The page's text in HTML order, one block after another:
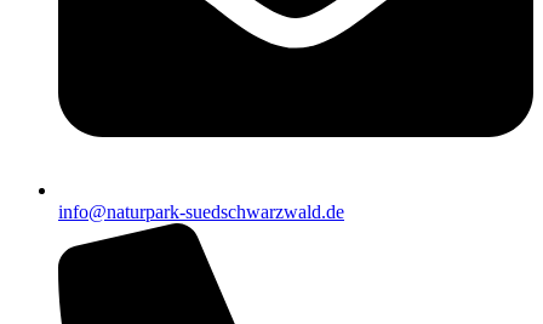
info@naturpark-suedschwarzwald.de